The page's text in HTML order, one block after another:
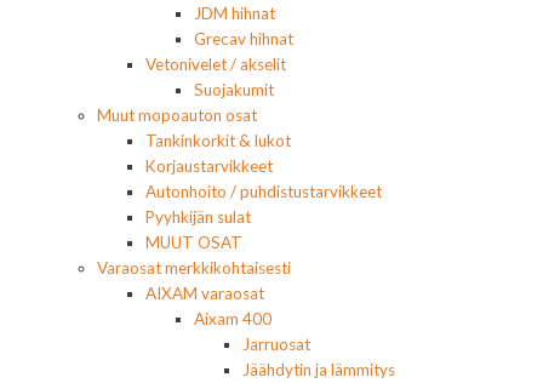
JDM hihnat
Grecav hihnat
Vetonivelet / akselit
Suojakumit
Muut mopoauton osat
Tankinkorkit & lukot
Korjaustarvikkeet
Autonhoito / puhdistustarvikkeet
Pyyhkijän sulat
MUUT OSAT
Varaosat merkkikohtaisesti
AIXAM varaosat
Aixam 400
Jarruosat
Jäähdytin ja lämmitys